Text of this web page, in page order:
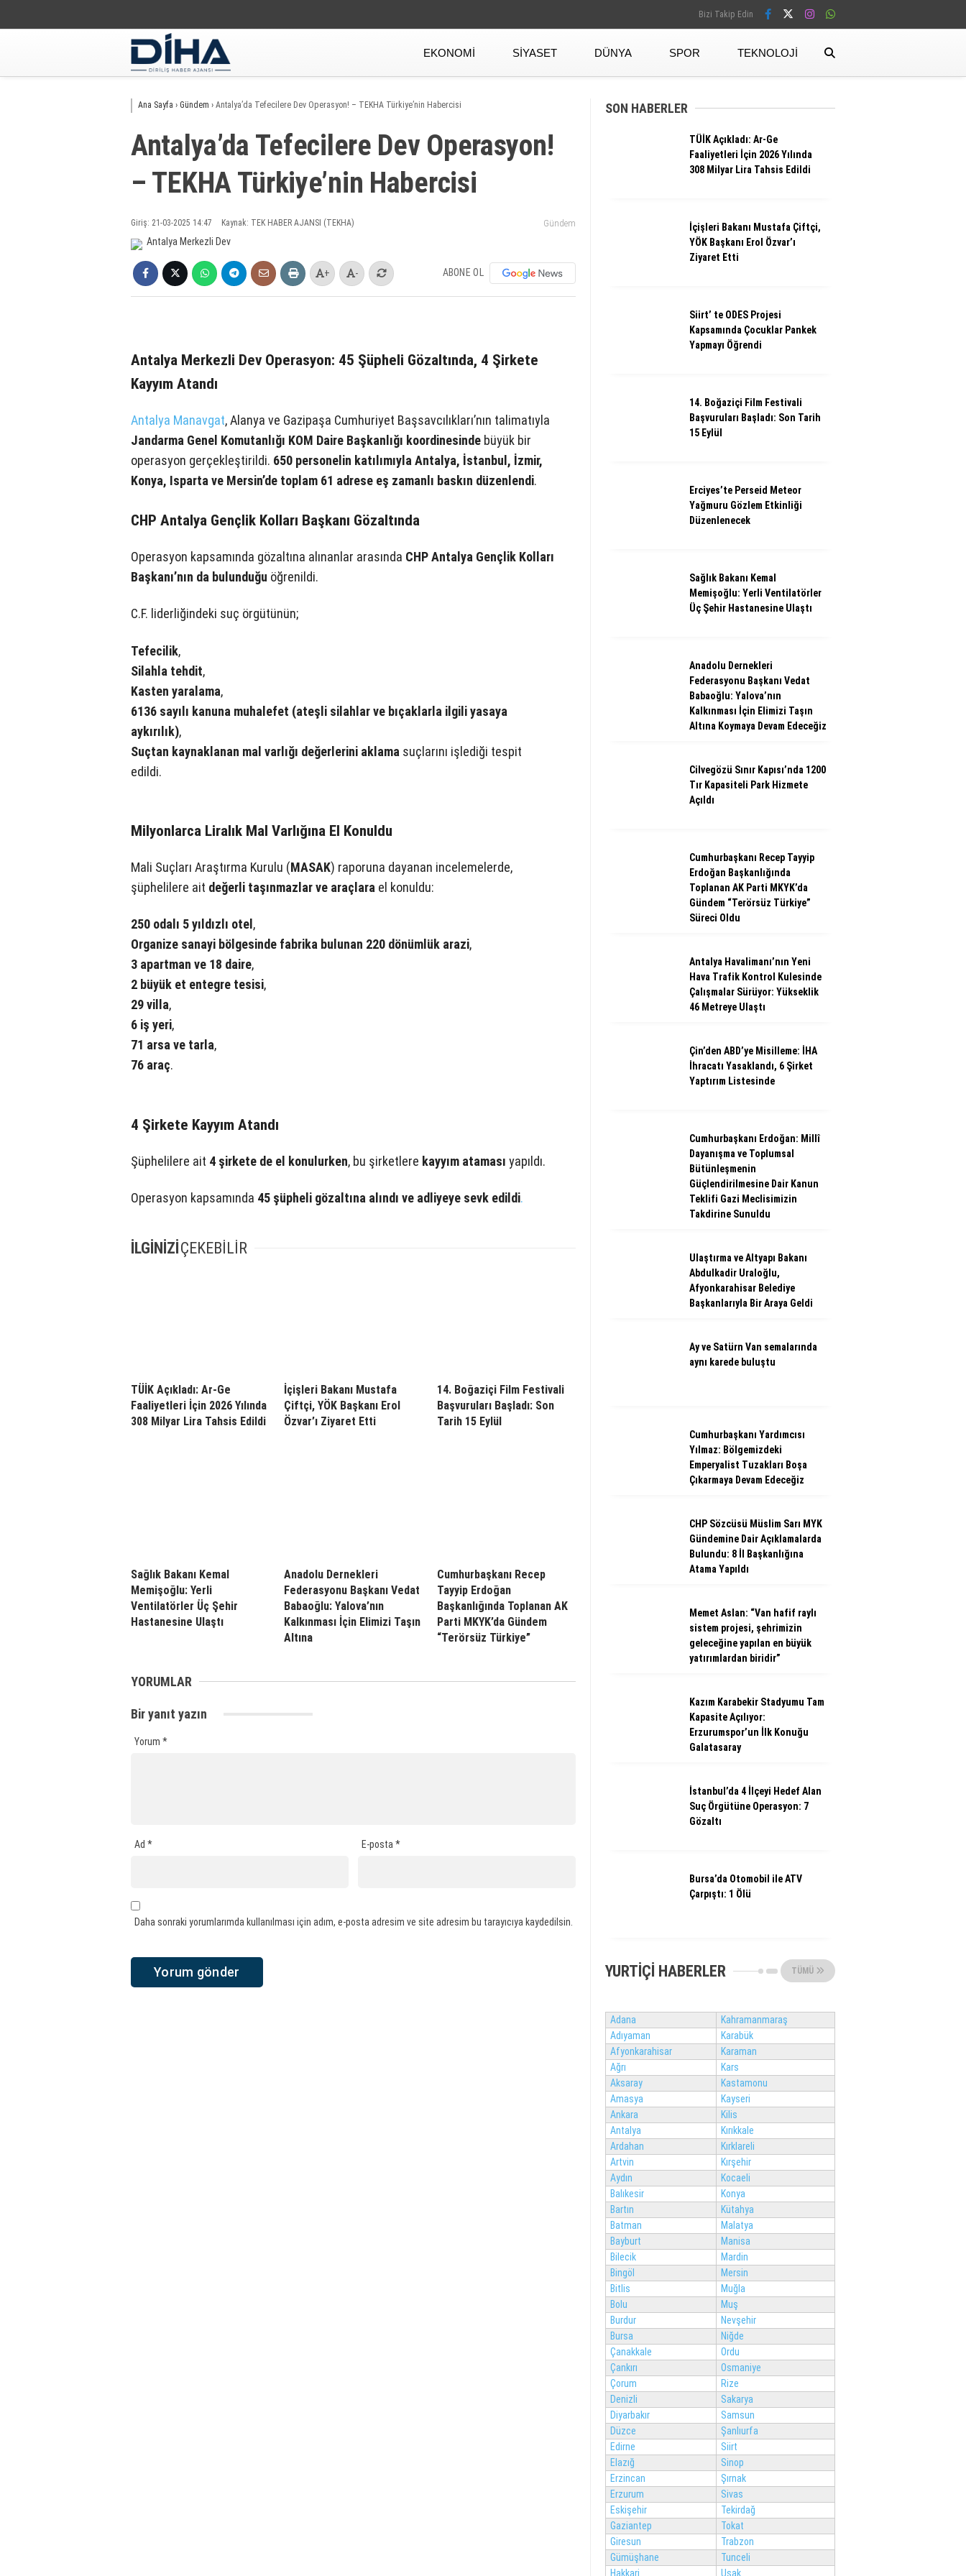
Bizi Takip Edin
EKONOMI SIYASET DÜNYA SPOR TEKNOLOJI
Ana Sayfa › Gündem › Antalya’da Tefecilere Dev Operasyon! – TEKHA Türkiye’nin Habercisi
Antalya’da Tefecilere Dev Operasyon!
– TEKHA Türkiye’nin Habercisi
Giriş: 21-03-2025 14:47 Kaynak: TEK HABER AJANSI (TEKHA) Gündem
+ - ABONE OL
Antalya Merkezli Dev Operasyon: 45 Şüpheli Gözaltında, 4 Şirkete
Kayyım Atandı
Antalya Manavgat, Alanya ve Gazipaşa Cumhuriyet Başsavcılıkları’nın talimatıyla
Jandarma Genel Komutanlığı KOM Daire Başkanlığı koordinesinde büyük bir
operasyon gerçekleştirildi. 650 personelin katılımıyla Antalya, İstanbul, İzmir,
Konya, Isparta ve Mersin’de toplam 61 adrese eş zamanlı baskın düzenlendi.
CHP Antalya Gençlik Kolları Başkanı Gözaltında
Operasyon kapsamında gözaltına alınanlar arasında CHP Antalya Gençlik Kolları
Başkanı’nın da bulunduğu öğrenildi.
C.F. liderliğindeki suç örgütünün;
Tefecilik,
Silahla tehdit,
Kasten yaralama,
6136 sayılı kanuna muhalefet (ateşli silahlar ve bıçaklarla ilgili yasaya
aykırılık),
Suçtan kaynaklanan mal varlığı değerlerini aklama suçlarını işlediği tespit
edildi.
Milyonlarca Liralık Mal Varlığına El Konuldu
Mali Suçları Araştırma Kurulu (MASAK) raporuna dayanan incelemelerde,
şüphelilere ait değerli taşınmazlar ve araçlara el konuldu:
250 odalı 5 yıldızlı otel ,
Organize sanayi bölgesinde fabrika bulunan 220 dönümlük arazi,
3 apartman ve 18 daire,
2 büyük et entegre tesisi,
29 villa,
6 iş yeri,
71 arsa ve tarla,
76 araç.
4 Şirkete Kayyım Atandı
Şüphelilere ait 4 şirkete de el konulurken, bu şirketlere kayyım ataması yapıldı.
Operasyon kapsamında 45 şüpheli gözaltına alındı ve adliyeye sevk edildi.
İLGİNİZİÇEKEBİLİR
TÜİK Açıkladı: Ar-Ge
Faaliyetleri İçin 2026 Yılında
308 Milyar Lira Tahsis Edildi
İçişleri Bakanı Mustafa
Çiftçi, YÖK Başkanı Erol
Özvar’ı Ziyaret Etti
14. Boğaziçi Film Festivali
Başvuruları Başladı: Son
Tarih 15 Eylül
Sağlık Bakanı Kemal
Memişoğlu: Yerli
Ventilatörler Üç Şehir
Hastanesine Ulaştı
Anadolu Dernekleri
Federasyonu Başkanı Vedat
Babaoğlu: Yalova’nın
Kalkınması İçin Elimizi Taşın
Altına
Cumhurbaşkanı Recep
Tayyip Erdoğan
Başkanlığında Toplanan AK
Parti MKYK’da Gündem
“Terörsüz Türkiye”
YORUMLAR
Bir yanıt yazın
Yorum *
Ad * E-posta *
Daha sonraki yorumlarımda kullanılması için adım, e-posta adresim ve site adresim bu tarayıcıya kaydedilsin.
SON HABERLER
TÜİK Açıkladı: Ar-Ge
Faaliyetleri İçin 2026 Yılında
308 Milyar Lira Tahsis Edildi
İçişleri Bakanı Mustafa Çiftçi,
YÖK Başkanı Erol Özvar’ı
Ziyaret Etti
Siirt’ te ODES Projesi
Kapsamında Çocuklar Pankek
Yapmayı Öğrendi
14. Boğaziçi Film Festivali
Başvuruları Başladı: Son Tarih
15 Eylül
Erciyes’te Perseid Meteor
Yağmuru Gözlem Etkinliği
Düzenlenecek
Sağlık Bakanı Kemal
Memişoğlu: Yerli Ventilatörler
Üç Şehir Hastanesine Ulaştı
Anadolu Dernekleri
Federasyonu Başkanı Vedat
Babaoğlu: Yalova’nın
Kalkınması İçin Elimizi Taşın
Altına Koymaya Devam Edeceğiz
Cilvegözü Sınır Kapısı’nda 1200
Tır Kapasiteli Park Hizmete
Açıldı
Cumhurbaşkanı Recep Tayyip
Erdoğan Başkanlığında
Toplanan AK Parti MKYK’da
Gündem “Terörsüz Türkiye”
Süreci Oldu
Antalya Havalimanı’nın Yeni
Hava Trafik Kontrol Kulesinde
Çalışmalar Sürüyor: Yükseklik
46 Metreye Ulaştı
Çin’den ABD’ye Misilleme: İHA
İhracatı Yasaklandı, 6 Şirket
Yaptırım Listesinde
Cumhurbaşkanı Erdoğan: Millî
Dayanışma ve Toplumsal
Bütünleşmenin
Güçlendirilmesine Dair Kanun
Teklifi Gazi Meclisimizin
Takdirine Sunuldu
Ulaştırma ve Altyapı Bakanı
Abdulkadir Uraloğlu,
Afyonkarahisar Belediye
Başkanlarıyla Bir Araya Geldi
Ay ve Satürn Van semalarında
aynı karede buluştu
Cumhurbaşkanı Yardımcısı
Yılmaz: Bölgemizdeki
Emperyalist Tuzakları Boşa
Çıkarmaya Devam Edeceğiz
CHP Sözcüsü Müslim Sarı MYK
Gündemine Dair Açıklamalarda
Bulundu: 8 İl Başkanlığına
Atama Yapıldı
Memet Aslan: “Van hafif raylı
sistem projesi, şehrimizin
geleceğine yapılan en büyük
yatırımlardan biridir”
Kazım Karabekir Stadyumu Tam
Kapasite Açılıyor:
Erzurumspor’un İlk Konuğu
Galatasaray
İstanbul’da 4 İlçeyi Hedef Alan
Suç Örgütüne Operasyon: 7
Gözaltı
Bursa’da Otomobil ile ATV
Çarpıştı: 1 Ölü
YURTIÇI HABERLER TÜMÜ
Adana
Kahramanmaraş
Adıyaman
Karabük
Afyonkarahisar
Karaman
Ağrı
Kars
Aksaray
Kastamonu
Amasya
Kayseri
Ankara
Kilis
Antalya
Kırıkkale
Ardahan
Kırklareli
Artvin
Kırşehir
Aydın
Kocaeli
Balıkesir
Konya
Bartın
Kütahya
Batman
Malatya
Bayburt
Manisa
Bilecik
Mardin
Bingöl
Mersin
Bitlis
Muğla
Bolu
Muş
Burdur
Nevşehir
Bursa
Niğde
Çanakkale
Ordu
Çankırı
Osmaniye
Çorum
Rize
Denizli
Sakarya
Diyarbakır
Samsun
Düzce
Şanlıurfa
Edirne
Siirt
Elazığ
Sinop
Erzincan
Şırnak
Erzurum
Sivas
Eskişehir
Tekirdağ
Gaziantep
Tokat
Giresun
Trabzon
Gümüşhane
Tunceli
Hakkari
Uşak